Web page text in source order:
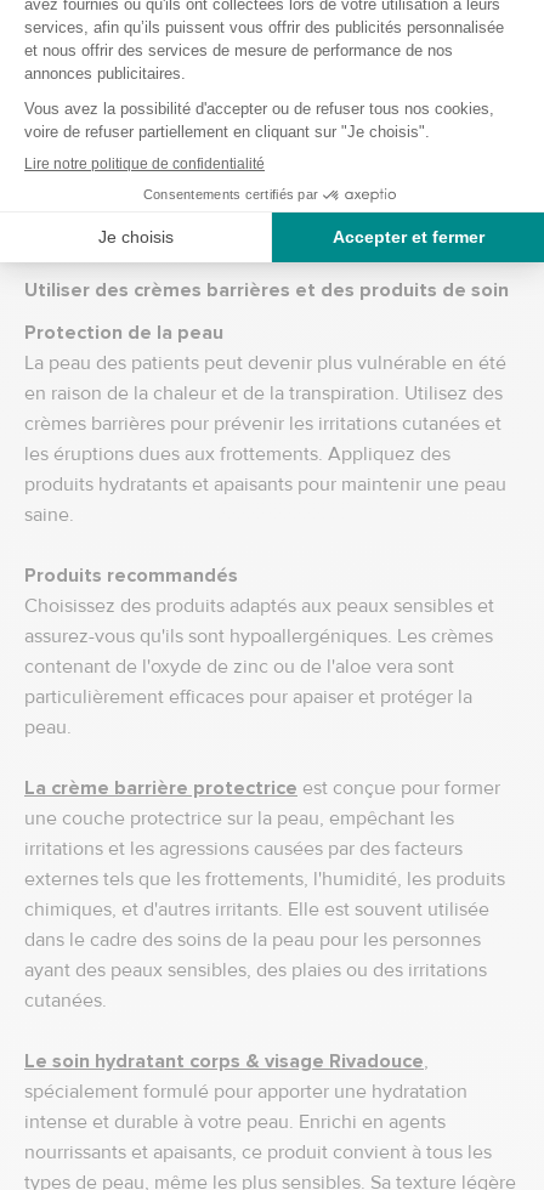
mesures à prendre en cas de suspicion de déshydratation
ou de coup de chaleur.
Prévention
Affichez des posters informatifs dans les chambres et les
espaces communs. Organisez des sessions éducatives
pour le personnel afin qu'il soit bien préparé à détecter et
à traiter rapidement ces conditions.
Utiliser des crèmes barrières et des produits de soin
Protection de la peau
La peau des patients peut devenir plus vulnérable en été
en raison de la chaleur et de la transpiration. Utilisez des
crèmes barrières pour prévenir les irritations cutanées et
les éruptions dues aux frottements. Appliquez des
produits hydratants et apaisants pour maintenir une peau
saine.
Produits recommandés
Choisissez des produits adaptés aux peaux sensibles et
assurez-vous qu'ils sont hypoallergéniques. Les crèmes
contenant de l'oxyde de zinc ou de l'aloe vera sont
particulièrement efficaces pour apaiser et protéger la
peau.
La crème barrière protectrice est conçue pour former
une couche protectrice sur la peau, empêchant les
irritations et les agressions causées par des facteurs
externes tels que les frottements, l'humidité, les produits
chimiques, et d'autres irritants. Elle est souvent utilisée
dans le cadre des soins de la peau pour les personnes
ayant des peaux sensibles, des plaies ou des irritations
cutanées.
Le soin hydratant corps & visage Rivadouce,
spécialement formulé pour apporter une hydratation
intense et durable à votre peau. Enrichi en agents
nourrissants et apaisants, ce produit convient à tous les
types de peau, même les plus sensibles. Sa texture légère